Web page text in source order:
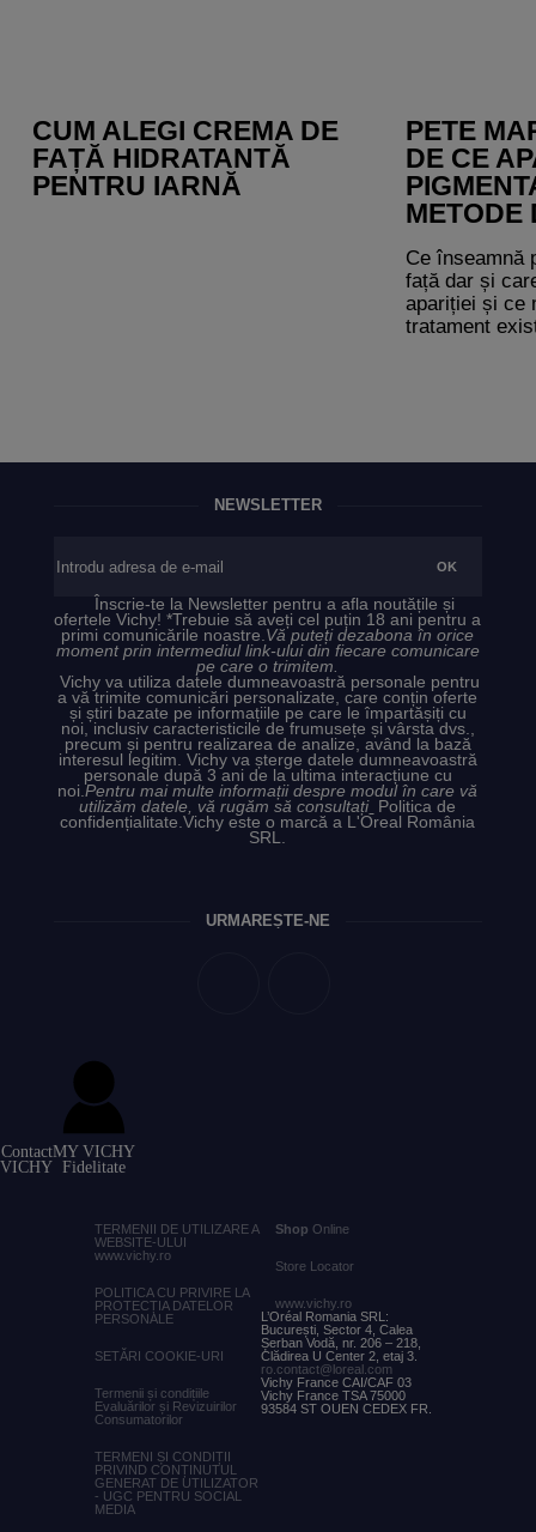
CUM ALEGI CREMA DE
FAȚĂ HIDRATANTĂ
PENTRU IARNĂ
PETE
DE CE
METODE
Ce înseamnă
față dar și
apariției și ce
tratament
NEWSLETTER
Înscrie-te la Newsletter pentru a afla noutățile și
ofertele Vichy! *Trebuie să aveți cel puțin 18 ani pentru a
primi comunicările noastre.Vă puteți dezabona în orice
moment prin intermediul link-ului din fiecare comunicare
pe care o trimitem.
Vichy va utiliza datele dumneavoastră personale pentru
a vă trimite comunicări personalizate, care conțin oferte
și știri bazate pe informațiile pe care le împartășiți cu
noi, inclusiv caracteristicile de frumusețe și vârsta dvs.,
precum și pentru realizarea de analize, având la bază
interesul legitim. Vichy va șterge datele dumneavoastră
personale după 3 ani de la ultima interacțiune cu
noi.Pentru mai multe informații despre modul în care vă
utilizăm datele, vă rugăm să consultați
Politica de
confidențialitate.Vichy este o marcă a L'Oreal România
SRL.
URMĂREȘTE-NE
Contact
VICHY
MY VICHY
Fidelitate
TERMENII DE UTILIZARE A
WEBSITE-ULUI
www.vichy.ro
POLITICA CU PRIVIRE LA
PROTECȚIA DATELOR
PERSONALE
SETĂRI COOKIE-URI
Termenii și condițiile
Evaluărilor și Revizuirilor
Consumatorilor
TERMENI ȘI CONDIȚII
PRIVIND CONȚINUTUL
GENERAT DE UTILIZATOR
- UGC PENTRU SOCIAL
MEDIA
Shop Online
Store Locator
www.vichy.ro
L’Oréal Romania SRL:
București, Sector 4, Calea
Șerban Vodă, nr. 206 – 218,
Clădirea U Center 2, etaj 3.
ro.contact@loreal.com
Vichy France CAI/CAF 03
Vichy France TSA 75000
93584 ST OUEN CEDEX FR.